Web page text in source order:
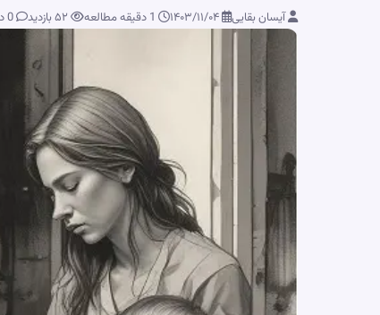
آیسان بقایی ۵۲بازدید